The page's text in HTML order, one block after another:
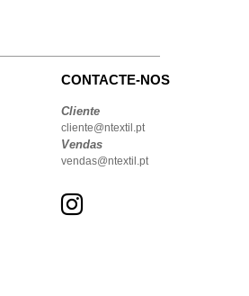
CONTACTE-NOS
Cliente
cliente@ntextil.pt
Vendas
vendas@ntextil.pt